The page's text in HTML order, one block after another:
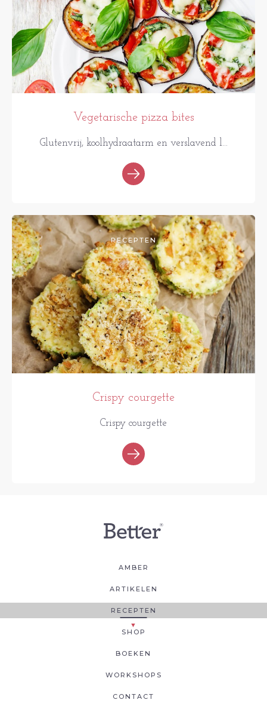
Vegetarische pizza bites
Glutenvrij, koolhydraatarm en verslavend l...
RECEPTEN
Crispy courgette
Crispy courgette
AMBER
ARTIKELEN
RECEPTEN
SHOP
BOEKEN
WORKSHOPS
CONTACT